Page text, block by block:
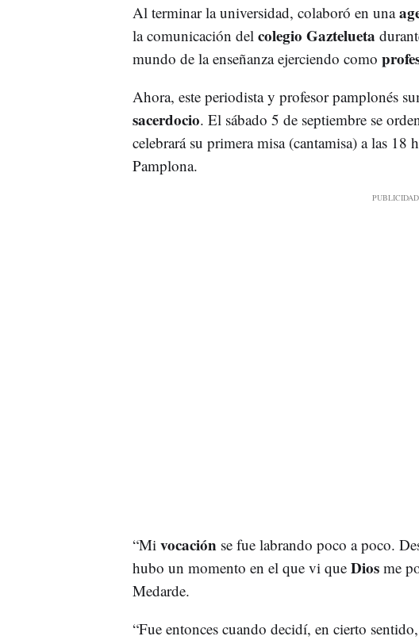
Al terminar la universidad, colaboró en una
la comunicación del colegio Gaztelueta
mundo de la enseñanza ejerciendo como
Ahora, este periodista y profesor pamplonés
sacerdocio. El sábado 5 de septiembre se
celebrará su primera misa (cantamisa) a las 18
Pamplona.
“Mi vocación se fue labrando poco a poco.
hubo un momento en el que vi que Dios me
Medarde.
“Fue entonces cuando decidí, en cierto